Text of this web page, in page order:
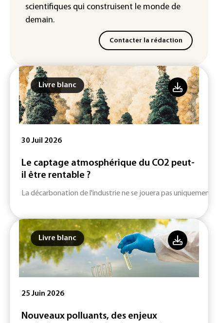
scientifiques qui construisent le monde de
demain.
Contacter la rédaction
Livre blanc
30 Juil 2026
Le captage atmosphérique du CO2 peut-
il être rentable ?
La décarbonation de l'industrie ne se jouera pas uniquement
Livre blanc
25 Juin 2026
Nouveaux polluants, des enjeux